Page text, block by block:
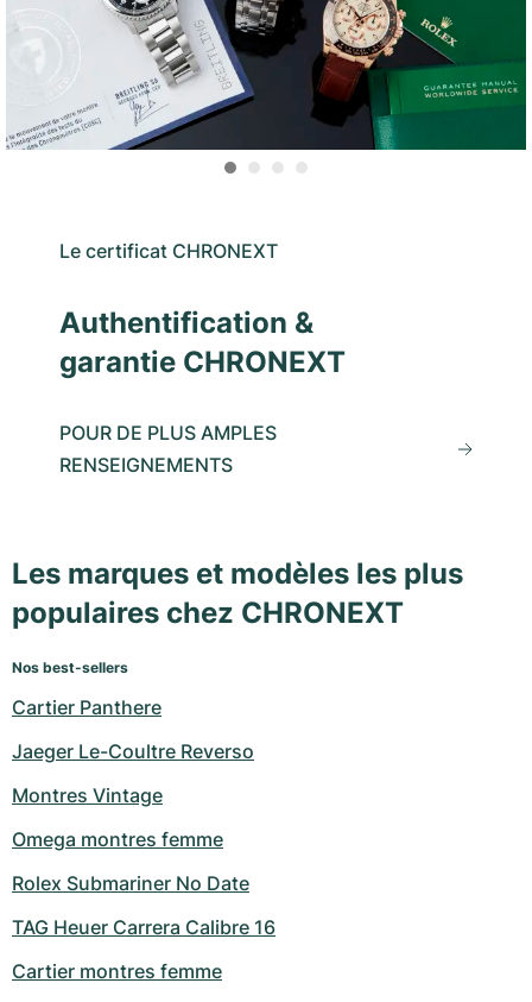
Le certificat CHRONEXT
Authentification &
garantie CHRONEXT
POUR DE PLUS AMPLES
RENSEIGNEMENTS
Les marques et modèles les plus
populaires chez CHRONEXT
Nos best-sellers
Cartier Panthere
Jaeger Le-Coultre Reverso
Montres Vintage
Omega montres femme
Rolex Submariner No Date
TAG Heuer Carrera Calibre 16
Cartier montres femme